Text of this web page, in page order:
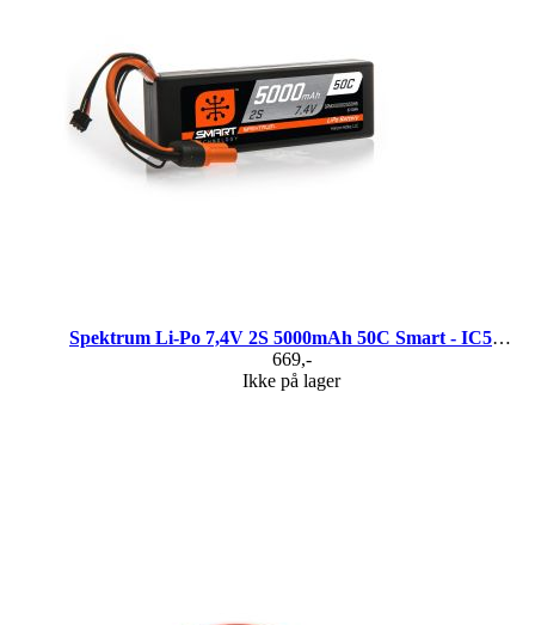
Spektrum Li-Po 7,4V 2S 5000mAh 50C Smart - IC5-kontakt
669,-
Ikke på lager